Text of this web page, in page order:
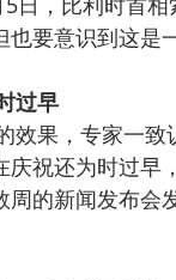
要意识到这是
过早
效果，专家一
祝还为时过早
的新闻发布